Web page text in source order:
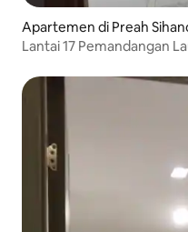
Apartemen di Preah
Lantai 17 Pemandangan